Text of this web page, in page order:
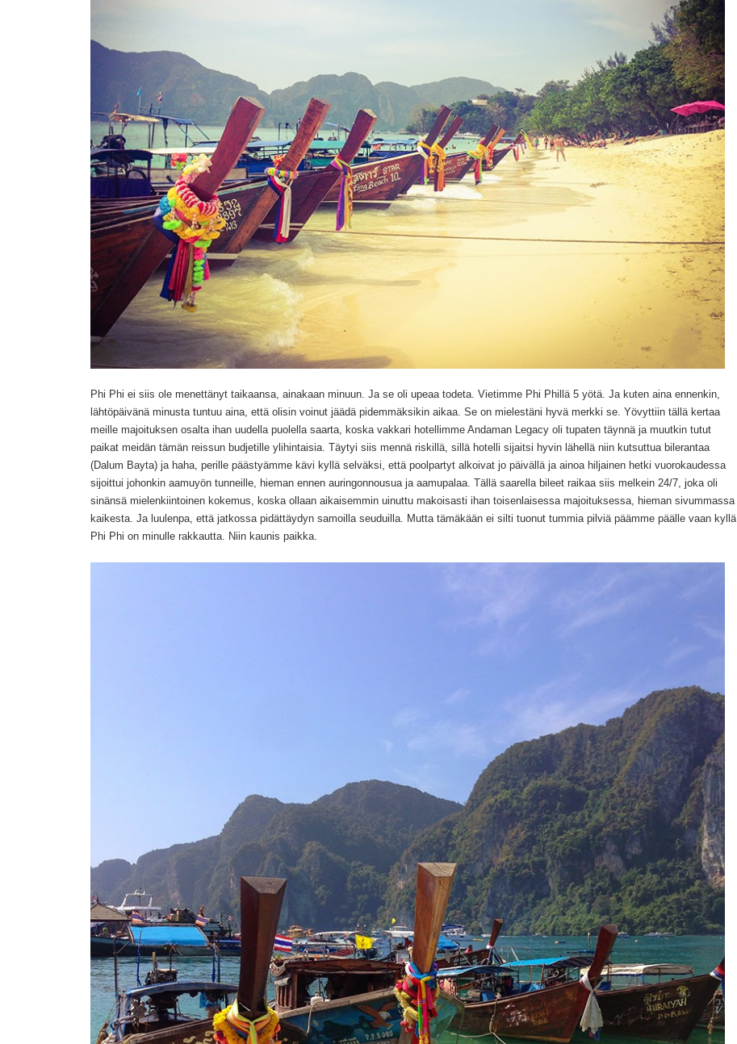
Phi Phi ei siis ole menettänyt taikaansa, ainakaan minuun. Ja se oli upeaa todeta. Vietimme Phi Phillä 5 yötä. Ja kuten aina ennenkin,
lähtöpäivänä minusta tuntuu aina, että olisin voinut jäädä pidemmäksikin aikaa. Se on mielestäni hyvä merkki se. Yövyttiin tällä kertaa
meille majoituksen osalta ihan uudella puolella saarta, koska vakkari hotellimme Andaman Legacy oli tupaten täynnä ja muutkin tutut
paikat meidän tämän reissun budjetille ylihintaisia. Täytyi siis mennä riskillä, sillä hotelli sijaitsi hyvin lähellä niin kutsuttua bilerantaa
(Dalum Bayta) ja haha, perille päästyämme kävi kyllä selväksi, että poolpartyt alkoivat jo päivällä ja ainoa hiljainen hetki vuorokaudessa
sijoittui johonkin aamuyön tunneille, hieman ennen auringonnousua ja aamupalaa. Tällä saarella bileet raikaa siis melkein 24/7, joka oli
sinänsä mielenkiintoinen kokemus, koska ollaan aikaisemmin uinuttu makoisasti ihan toisenlaisessa majoituksessa, hieman sivummassa
kaikesta. Ja luulenpa, että jatkossa pidättäydyn samoilla seuduilla. Mutta tämäkään ei silti tuonut tummia pilviä päämme päälle vaan kyllä
Phi Phi on minulle rakkautta. Niin kaunis paikka.